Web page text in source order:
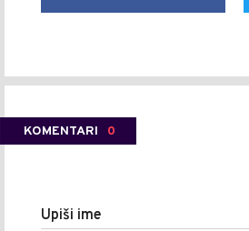
KOMENTARI 0
Upiši ime